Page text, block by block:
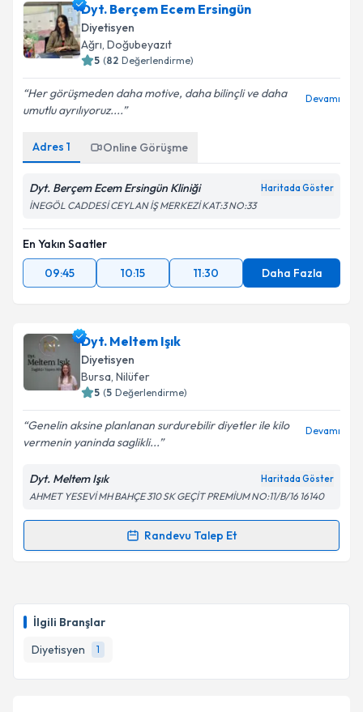
İlgili Branşlar
Diyetisyen
1
Dyt. Berçem Ecem Ersingün
Diyetisyen
Ağrı, Doğubeyazıt
5 (82 Değerlendirme)
Her görüşmeden daha motive, daha bilinçli ve daha
umutlu ayrılıyoruz....
Devamı
Adres 1 Online Görüşme
Dyt. Berçem Ecem Ersingün Kliniği Haritada Göster
İNEGÖL CADDESİ CEYLAN İŞ MERKEZİ KAT:3 NO:33
En Yakın Saatler
09:45
10:15 11:30 Daha Fazla
Dyt. Meltem Işık
Diyetisyen
Bursa, Nilüfer
5 (5 Değerlendirme)
Genelin aksine planlanan surdurebilir diyetler ile kilo
vermenin yaninda saglikli...
Devamı
Dyt. Meltem Işık Haritada Göster
AHMET YESEVİ MH BAHÇE 310 SK GEÇİT PREMİUM NO:11/B/16 16140
Randevu Talep Et
Randevu Takvimi Talebi
hazırlandığında e-posta ile bilgilendireceğiz.
E-posta Adresiniz